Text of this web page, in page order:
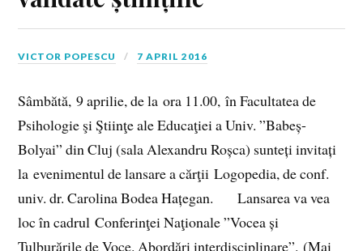
VICTOR POPESCU 7 APRIL 2016
Sâmbătă, 9 aprilie, de la ora 11.00, în Facultatea de
Psihologie şi Ştiinţe ale Educaţiei a Univ. ”Babeș-
Bolyai” din Cluj (sala Alexandru Roșca) sunteți invitați
la evenimentul de lansare a cărţii Logopedia, de conf.
univ. dr. Carolina Bodea Hațegan. Lansarea va vea
loc în cadrul Conferinţei Naţionale ”Vocea și
Tulburările de Voce. Abordări interdisciplinare”. (Mai